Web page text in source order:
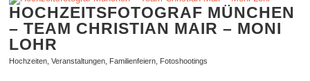
Zum
springen
HOCHZEITSFOTOGRAF MÜNCHEN
– TEAM CHRISTIAN MAIR – MONI
LOHR
Hochzeiten, Veranstaltungen, Familienfeiern, Fotoshootings